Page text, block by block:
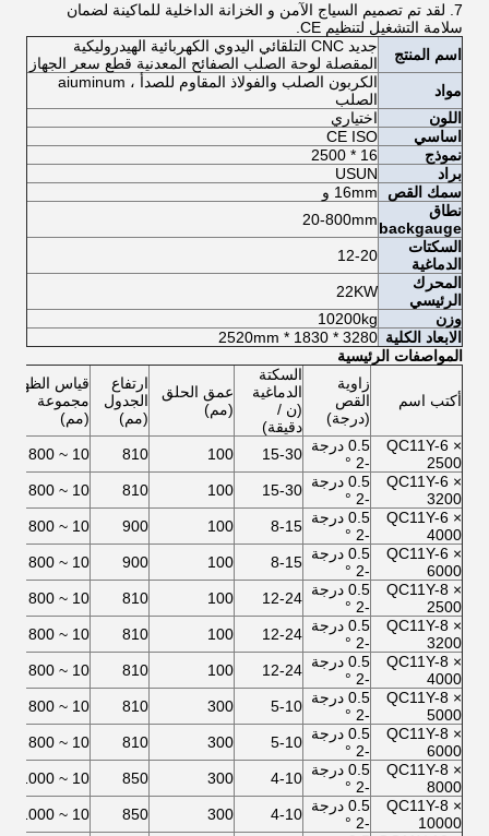
7. لقد تم تصميم السياج الآمن و الخزانة الداخلية للماكينة لضمان
سلامة التشغيل لتنظيم CE.
اسم المنتج
جديد CNC التلقائي اليدوي الكهربائية الهيدروليكية
المقصلة لوحة الصلب الصفائح المعدنية قطع سعر الجهاز
مواد
الكربون الصلب والفولاذ المقاوم للصدأ ، aiuminum
الصلب
اللون
اختياري
اساسي
CE ISO
نموذج
16 * 2500
براد
USUN
سمك القص
16mm و
نطاق
backgauge
20-800mm
السكتات
الدماغية
12-20
المحرك
الرئيسي
22KW
وزن
10200kg
الابعاد الكلية 3280 * 1830 * 2520mm
المواصفات الرئيسية
أكتب اسم
زاوية
القص
(درجة)
السكتة
الدماغية
(ن /
دقيقة)
عمق الحلق
(مم)
ارتفاع
الجدول
(مم)
قياس الظهر
مجموعة
(مم)
QC11Y-6 ×
2500
0.5 درجة
-2 °
15-30
100
810
10 ~ 800
QC11Y-6 ×
3200
0.5 درجة
-2 °
15-30
100
810
10 ~ 800
QC11Y-6 ×
4000
0.5 درجة
-2 °
8-15
100
900
10 ~ 800
QC11Y-6 ×
6000
0.5 درجة
-2 °
8-15
100
900
10 ~ 800
QC11Y-8 ×
2500
0.5 درجة
-2 °
12-24
100
810
10 ~ 800
QC11Y-8 ×
3200
0.5 درجة
-2 °
12-24
100
810
10 ~ 800
QC11Y-8 ×
4000
0.5 درجة
-2 °
12-24
100
810
10 ~ 800
QC11Y-8 ×
5000
0.5 درجة
-2 °
5-10
300
810
10 ~ 800
QC11Y-8 ×
6000
0.5 درجة
-2 °
5-10
300
810
10 ~ 800
QC11Y-8 ×
8000
0.5 درجة
-2 °
4-10
300
850
10 ~ 1000
QC11Y-8 ×
10000
0.5 درجة
-2 °
4-10
300
850
10 ~ 1000